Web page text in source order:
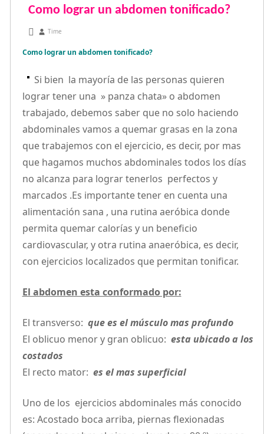
Como lograr un abdomen tonificado?
septiembre 29, 2010
Time
Como lograr un abdomen tonificado?
Si bien la mayoría de las personas quieren
lograr tener una » panza chata» o abdomen
trabajado, debemos saber que no solo haciendo
abdominales vamos a quemar grasas en la zona
que trabajemos con el ejercicio, es decir, por mas
que hagamos muchos abdominales todos los días
no alcanza para lograr tenerlos perfectos y
marcados .Es importante tener en cuenta una
alimentación sana , una rutina aeróbica donde
permita quemar calorías y un beneficio
cardiovascular, y otra rutina anaeróbica, es decir,
con ejercicios localizados que permitan tonificar.
El abdomen esta conformado por:
El transverso: que es el músculo mas profundo
El oblicuo menor y gran oblicuo: esta ubicado a los
costados
El recto mator: es el mas superficial
Uno de los ejercicios abdominales más conocido
es: Acostado boca arriba, piernas flexionadas